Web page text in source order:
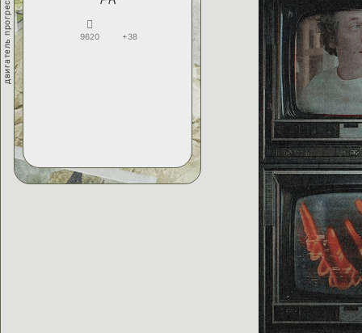
двигатель прогресса 9620 +38